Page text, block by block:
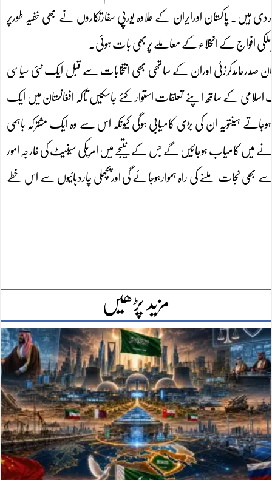
پاکستان اورایران کے علاوہ یورپی سفارتکاروں نے بھی خفیہ طورپر
افواج کے انخلاء کے معاملے پربھی بات ہوئی۔
صدرحامدکرزئی اوران کے ساتھی بھی انتخابات سے قبل ایک نئی سیاسی
کے ساتھ اپنے تعلقات استوارکئے جاسکیں تاکہ افغانستان میں ایک
ہیںتویہ ان کی بڑی کامیابی ہوگی کیونکہ اس سے وہ ایک مشترکہ باہمی
کرنے میں کامیاب ہوجائیں گے جس کے نتیجے میں امریکی سینیٹ کی خارجہ امور
نجات ملنے کی راہ ہموارہوجائے گی اورپچھلی چاردہائیوں سے اس خطے
مزید پڑھیں